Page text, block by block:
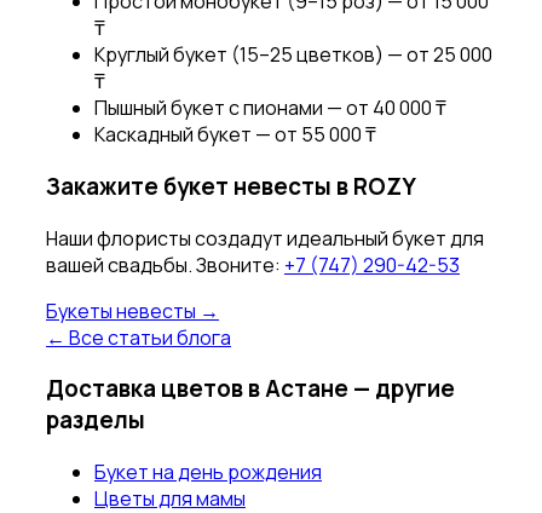
₸
Круглый букет (15–25 цветков) — от 25 000
₸
Пышный букет с пионами — от 40 000 ₸
Каскадный букет — от 55 000 ₸
Закажите букет невесты в ROZY
Наши флористы создадут идеальный букет для
вашей свадьбы. Звоните: +7 (747) 290-42-53
Букеты невесты →
← Все статьи блога
Доставка цветов в Астане — другие
разделы
Букет на день рождения
Цветы для мамы